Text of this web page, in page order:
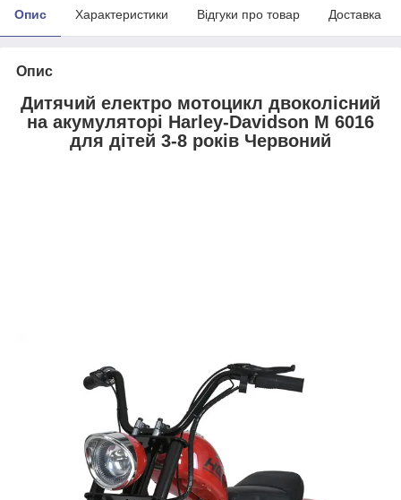
Опис Характеристики Відгуки про товар Доставка
Опис
Дитячий електро мотоцикл двоколісний
на акумуляторі Harley-Davidson M 6016
для дітей 3-8 років Червоний